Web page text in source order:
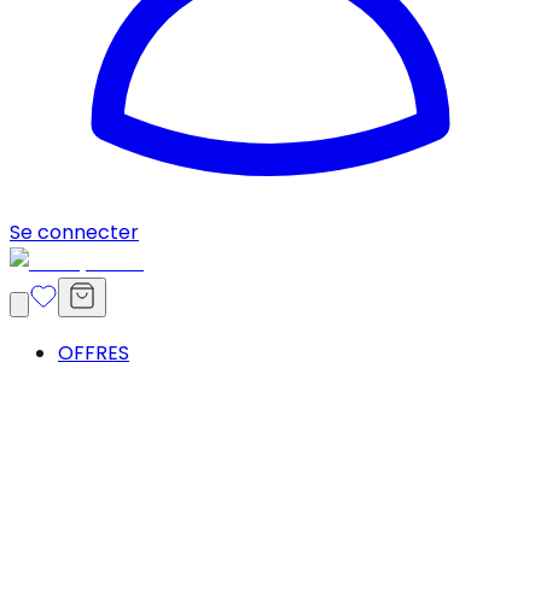
Se connecter
OFFRES